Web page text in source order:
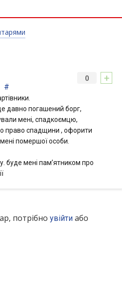
+
0
#
давно погашений борг,
мені, спадкоємцю,
право спадщини , офорити
помершої особи.
буде мені пам’ятником про
потрібно увійти або